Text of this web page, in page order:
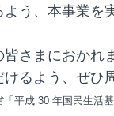
よう、本事業を
皆さまにおかれ
けるよう、ぜひ
平成 30 年国民生活